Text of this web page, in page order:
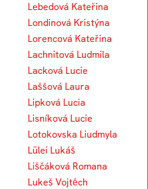
Lebedová Kateřina
Londinová Kristýna
Lorencová Kateřina
Lachnitová Ludmila
Lacková Lucie
Laššová Laura
Lipková Lucia
Lisníková Lucie
Lotokovska Liudmyla
Lülei Lukáš
Liščáková Romana
Lukeš Vojtěch